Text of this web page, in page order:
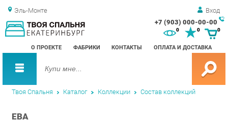
Эль-Монте Вход
+7 (903) 000-00-00
О ПРОЕКТЕ ФАБРИКИ КОНТАКТЫ ОПЛАТА И ДОСТАВКА
0 0
Твоя Спальня Каталог Коллекции Состав коллекций
ЕВА